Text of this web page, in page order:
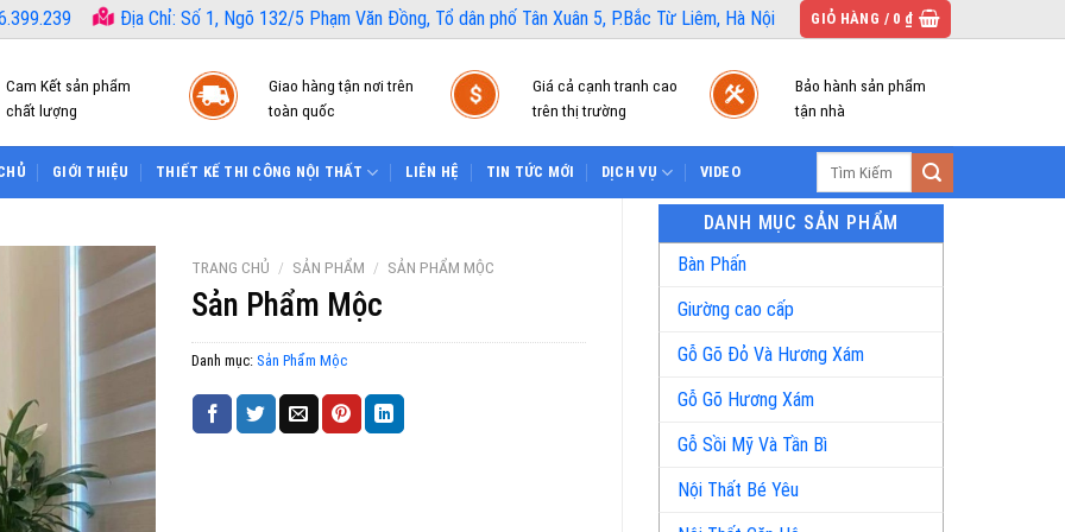
Địa Chỉ: Số 1, Ngõ 132/5 Phạm Văn Đồng, Tổ dân phố Tân Xuân 5, P.Bắc Từ Liêm, Hà Nội GIỎ HÀNG / 0 ₫
Cam Kết sản phẩm
chất lượng
Giao hàng tận nơi trên
toàn quốc
Giá cả cạnh tranh cao
trên thị trường
Bảo hành sản phẩm
tận nhà
GIỚI THIỆU THIẾT KẾ THI CÔNG NỘI THẤT LIÊN HỆ TIN TỨC MỚI DỊCH VỤ VIDEO
DANH MỤC SẢN PHẨM
Bàn Phấn
Giường cao cấp
Gỗ Gõ Đỏ Và Hương Xám
Gỗ Gõ Hương Xám
Gỗ Sồi Mỹ Và Tần Bì
Nội Thất Bé Yêu
TRANG CHỦ / SẢN PHẨM / SẢN PHẨM MỘC
Sản Phẩm Mộc
Danh mục: Sản Phẩm Mộc